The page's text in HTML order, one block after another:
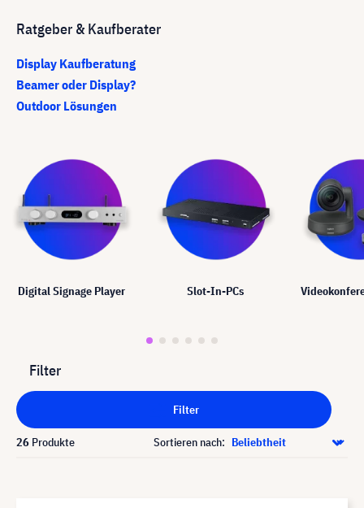
Ratgeber & Kaufberater
Display Kaufberatung
Beamer oder Display?
Outdoor Lösungen
Digital Signage Player Slot-In-PCs
Filter
Filter
26 Produkte Sortieren nach: